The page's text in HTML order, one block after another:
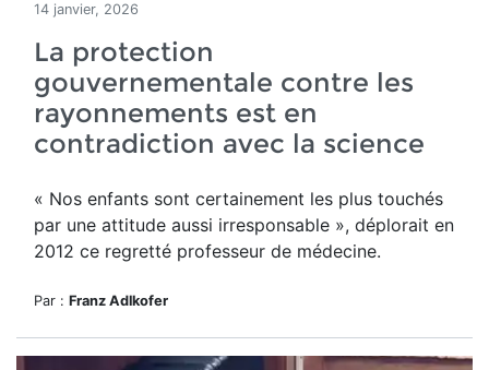
14 janvier, 2026
La protection
gouvernementale contre les
rayonnements est en
contradiction avec la science
« Nos enfants sont certainement les plus touchés
par une attitude aussi irresponsable », déplorait en
2012 ce regretté professeur de médecine.
Par : Franz Adlkofer